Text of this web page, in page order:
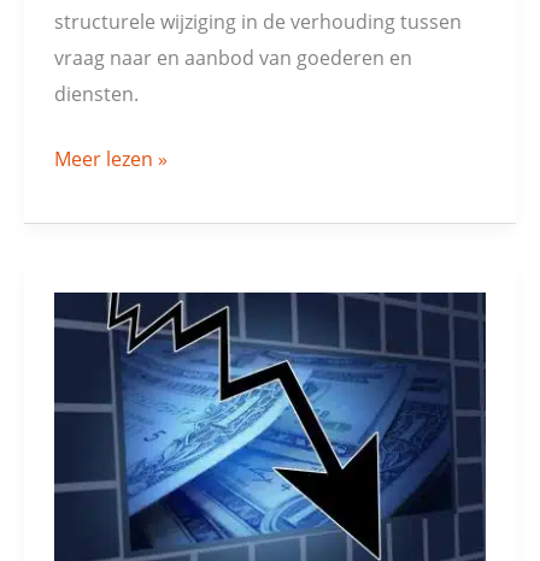
structurele wijziging in de verhouding tussen
vraag naar en aanbod van goederen en
diensten.
Meer lezen »
bij
deflatie?